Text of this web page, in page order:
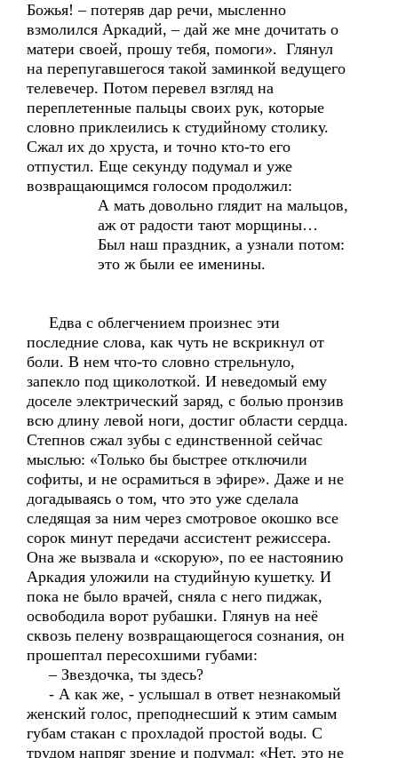
Божья! – потеряв дар речи, мысленно
взмолился Аркадий, – дай же мне дочитать о
матери своей, прошу тебя, помоги». Глянул
на перепугавшегося такой заминкой ведущего
телевечер. Потом перевел взгляд на
переплетенные пальцы своих рук, которые
словно приклеились к студийному столику.
Сжал их до хруста, и точно кто-то его
отпустил. Еще секунду подумал и уже
возвращающимся голосом продолжил:
А мать довольно глядит на мальцов,
аж от радости тают морщины…
Был наш праздник, а узнали потом:
это ж были ее именины.
Едва с облегчением произнес эти
последние слова, как чуть не вскрикнул от
боли. В нем что-то словно стрельнуло,
запекло под щиколоткой. И неведомый ему
доселе электрический заряд, с болью пронзив
всю длину левой ноги, достиг области сердца.
Степнов сжал зубы с единственной сейчас
мыслью: «Только бы быстрее отключили
софиты, и не осрамиться в эфире». Даже и не
догадываясь о том, что это уже сделала
следящая за ним через смотровое окошко все
сорок минут передачи ассистент режиссера.
Она же вызвала и «скорую», по ее настоянию
Аркадия уложили на студийную кушетку. И
пока не было врачей, сняла с него пиджак,
освободила ворот рубашки. Глянув на неё
сквозь пелену возвращающегося сознания, он
прошептал пересохшими губами:
– Звездочка, ты здесь?
- А как же, - услышал в ответ незнакомый
женский голос, преподнесший к этим самым
губам стакан с прохладой простой воды. С
трудом напряг зрение и подумал: «Нет, это не